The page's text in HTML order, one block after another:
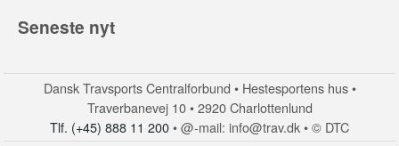
Seneste nyt
Dansk Travsports Centralforbund • Hestesportens hus •
Traverbanevej 10 • 2920 Charlottenlund
Tlf. (+45) 888 11 200• @-mail: info@trav.dk • © DTC